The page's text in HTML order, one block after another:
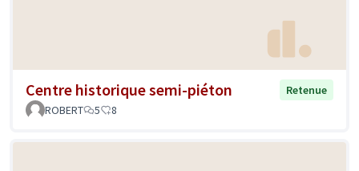
Centre historique semi-piéton
Retenue
ROBERT
5 8